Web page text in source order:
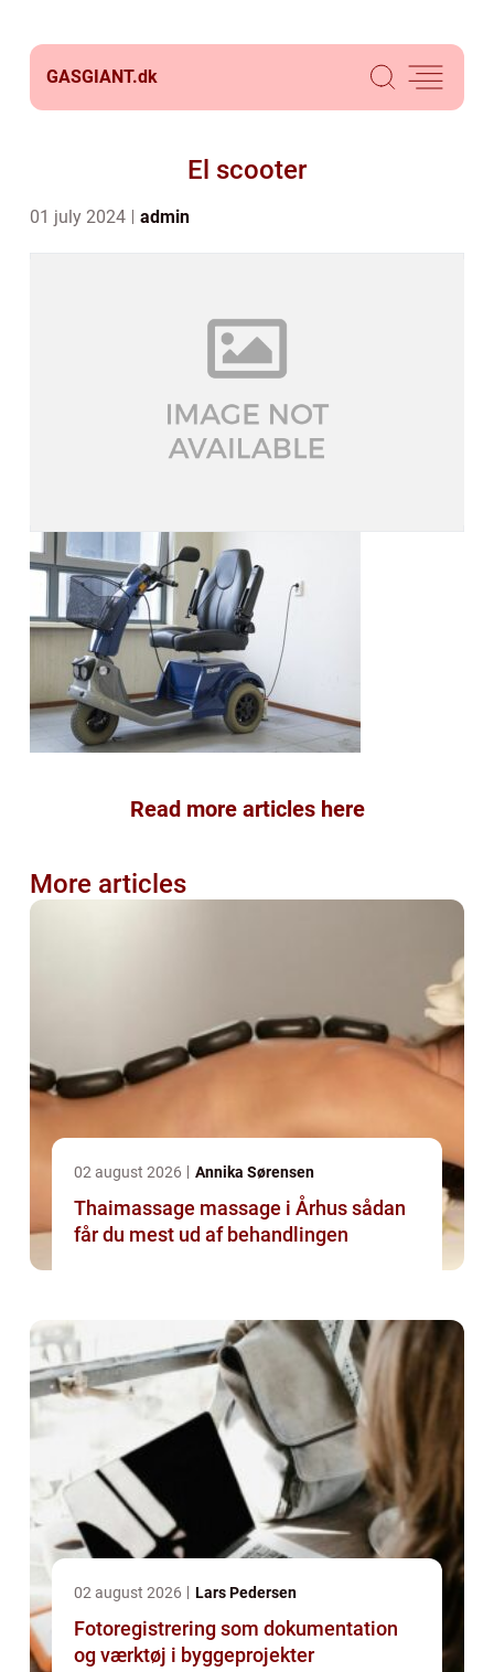
GASGIANT.dk
El scooter
01 july 2024 admin
Read more articles here
More articles
02 august 2026 Annika Sørensen
Thaimassage massage i Århus sådan
får du mest ud af behandlingen
02 august 2026 Lars Pedersen
Fotoregistrering som dokumentation
og værktøj i byggeprojekter